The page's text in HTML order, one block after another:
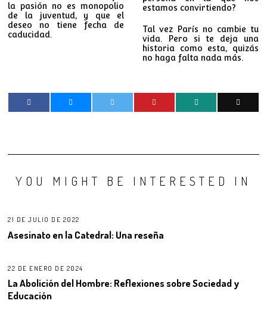
la pasión no es monopolio
de la juventud, y que el
deseo no tiene fecha de
caducidad.
estamos convirtiendo?
Tal vez París no cambie tu
vida. Pero si te deja una
historia como esta, quizás
no haga falta nada más.
YOU MIGHT BE INTERESTED IN
21 DE JULIO DE 2022
Asesinato en la Catedral: Una reseña
22 DE ENERO DE 2024
La Abolición del Hombre: Reflexiones sobre Sociedad y
Educación